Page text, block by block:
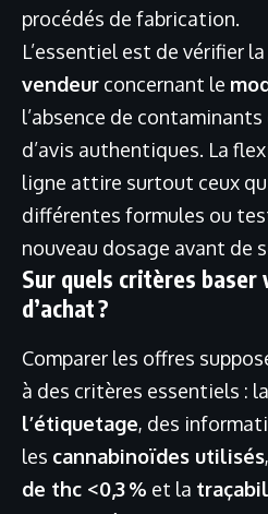
procédés de fabrication.
L’essentiel est de vérifier la
vendeur concernant le
l’absence de
d’avis authentiques. La
ligne attire surtout ceux
différentes formules ou
nouveau dosage avant de
Sur quels critères baser
d’achat ?
Comparer les offres
à des critères essentiels : la
l’étiquetage, des
les cannabinoïdes utilisés
de thc <0,3 % et la